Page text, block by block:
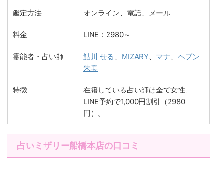
鑑定方法 オンライン、電話、メール
料金 LINE：2980～
霊能者・占い師 鮎川 せる 、 MIZARY、 マナ、 ヘブン
朱美
特徴
在籍している占い師は全て女性。
LINE予約で1,000円割引（2980
円）。
占いミザリー船橋本店の口コミ